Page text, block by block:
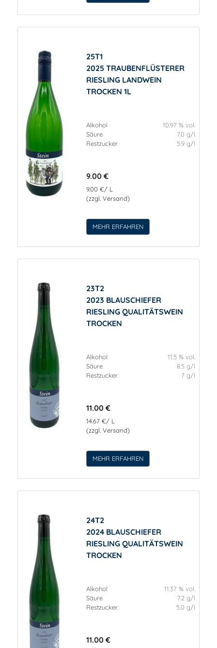
25T1
2025 TRAUBENFLÜSTERER
RIESLING LANDWEIN
TROCKEN 1L
Alkohol
10.97 % vol.
Säure
7.0 g/l
Restzucker
5.9 g/l
9.00 €
9.00 €/ L
(zzgl. Versand)
MEHR ERFAHREN
23T2
2023 BLAUSCHIEFER
RIESLING QUALITÄTSWEIN
TROCKEN
Alkohol
11.5 % vol.
Säure
8.5 g/l
Restzucker
7 g/l
11.00 €
14.67 €/ L
(zzgl. Versand)
MEHR ERFAHREN
24T2
2024 BLAUSCHIEFER
RIESLING QUALITÄTSWEIN
TROCKEN
Alkohol
11.37 % vol.
Säure
7.2 g/l
Restzucker
5.0 g/l
11.00 €